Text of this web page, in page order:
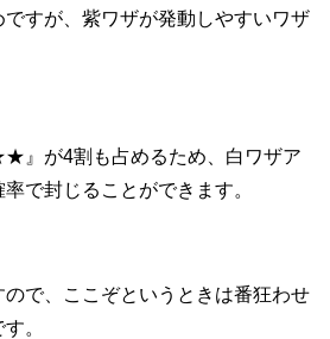
すが、紫ワザが発動しやすいワザ
』が4割も占めるため、白ワザア
で封じることができます。
で、ここぞというときは番狂わせ
。